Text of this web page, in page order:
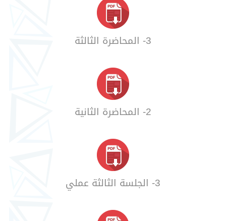
3- المحاضرة الثالثة
2- المحاضرة الثانية
3- الجلسة الثالثة عملي